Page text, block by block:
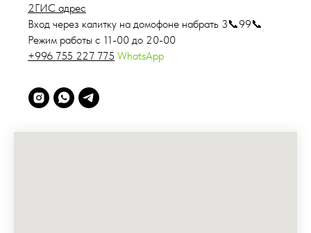
2ГИС адрес
Вход через калитку на домофоне набрать 3📞99📞
Режим работы с 11-00 до 20-00
+996 755 227 775 WhatsApp